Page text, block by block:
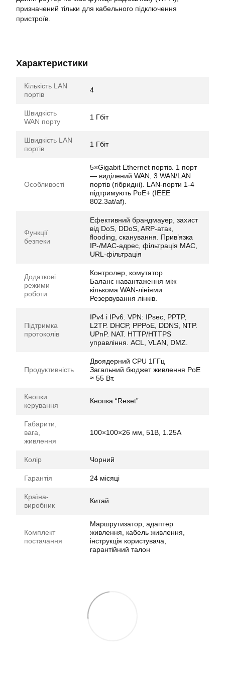
призначений тільки для кабельного підключення
пристроїв.
Характеристики
Кількість LAN
портів
4
Швидкість
WAN порту
1 Гбіт
Швидкість LAN
портів
1 Гбіт
Особливості
5×Gigabit Ethernet портів. 1 порт
— виділений WAN, 3 WAN/LAN
портів (гібридні). LAN-порти 1-4
підтримують PoE+ (IEEE
802.3at/af).
Функції
безпеки
Ефективний брандмауер, захист
від DoS, DDoS, ARP-атак,
flooding, сканування. Прив’язка
IP-/MAC-адрес, фільтрація MAC,
URL-фільтрація
Додаткові
режими
роботи
Контролер, комутатор
Баланс навантаження між
кількома WAN‐лініями
Резервування лінків.
Підтримка
протоколів
IPv4 і IPv6. VPN: IPsec, PPTP,
L2TP. DHCP, PPPoE, DDNS, NTP.
UPnP. NAT. HTTP/HTTPS
управління. ACL, VLAN, DMZ.
Продуктивність
Двоядерний CPU 1ГГц
Загальний бюджет живлення PoE
≈ 55 Вт.
Кнопки
керування
Кнопка “Reset”
Габарити,
вага,
живлення
100×100×26 мм, 51В, 1.25A
Колір Чорний
Гарантія 24 місяці
Країна-
виробник
Китай
Комплект
постачання
Маршрутизатор, адаптер
живлення, кабель живлення,
інструкція користувача,
гарантійний талон